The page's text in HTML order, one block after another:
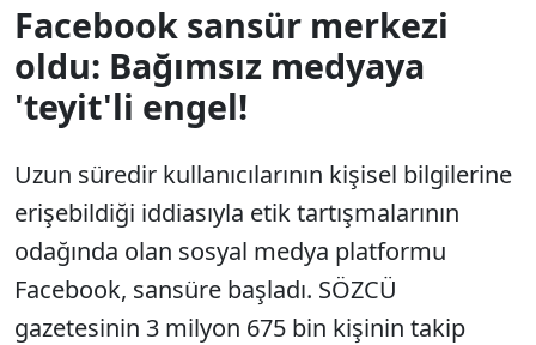
Facebook sansür merkezi
oldu: Bağımsız medyaya
'teyit'li engel!
Uzun süredir kullanıcılarının kişisel bilgilerine
erişebildiği iddiasıyla etik tartışmalarının
odağında olan sosyal medya platformu
Facebook, sansüre başladı. SÖZCÜ
gazetesinin 3 milyon 675 bin kişinin takip